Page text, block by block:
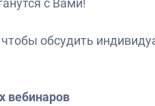
с Вами!
обсудить
вебинаров